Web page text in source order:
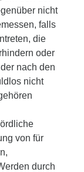
nicht
falls
die
oder
nach den
nicht
von für
durch